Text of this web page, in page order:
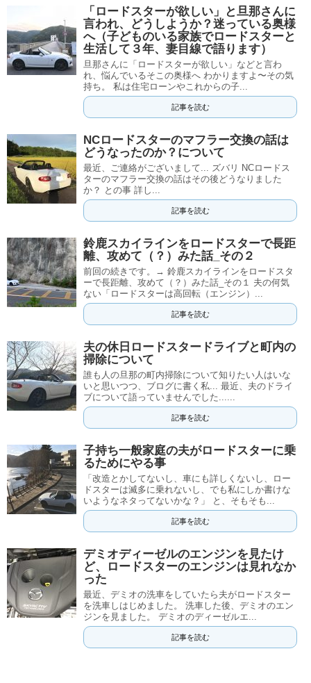
「ロードスターが欲しい」と旦那さんに
言われ、どうしようか？迷っている奥様
へ（子どものいる家族でロードスターと
生活して３年、妻目線で語ります）
旦那さんに「ロードスターが欲しい」などと言わ
れ、悩んでいるそこの奥様へ わかりますよ〜その気
持ち。 私は住宅ローンやこれからの子...
記事を読む
NCロードスターのマフラー交換の話は
どうなったのか？について
最近、ご連絡がございまして... ズバリ NCロードス
ターのマフラー交換の話はその後どうなりました
か？ との事 詳し...
記事を読む
鈴鹿スカイラインをロードスターで長距
離、攻めて（？）みた話_その２
前回の続きです。→ 鈴鹿スカイラインをロードスタ
ーで長距離、攻めて（？）みた話_その１ 夫の何気
ない「ロードスターは高回転（エンジン）...
記事を読む
夫の休日ロードスタードライブと町内の
掃除について
誰も人の旦那の町内掃除について知りたい人はいな
いと思いつつ、ブログに書く私... 最近、夫のドライ
ブについて語っていませんでした......
記事を読む
子持ち一般家庭の夫がロードスターに乗
るためにやる事
「改造とかしてないし、車にも詳しくないし、ロー
ドスターは滅多に乗れないし、でも私にしか書けな
いようなネタってないかな？」 と、そもそも...
記事を読む
デミオディーゼルのエンジンを見たけ
ど、ロードスターのエンジンは見れなか
った
最近、デミオの洗車をしていたら夫がロードスター
を洗車しはじめました。 洗車した後、デミオのエン
ジンを見ました。 デミオのディーゼルエ...
記事を読む